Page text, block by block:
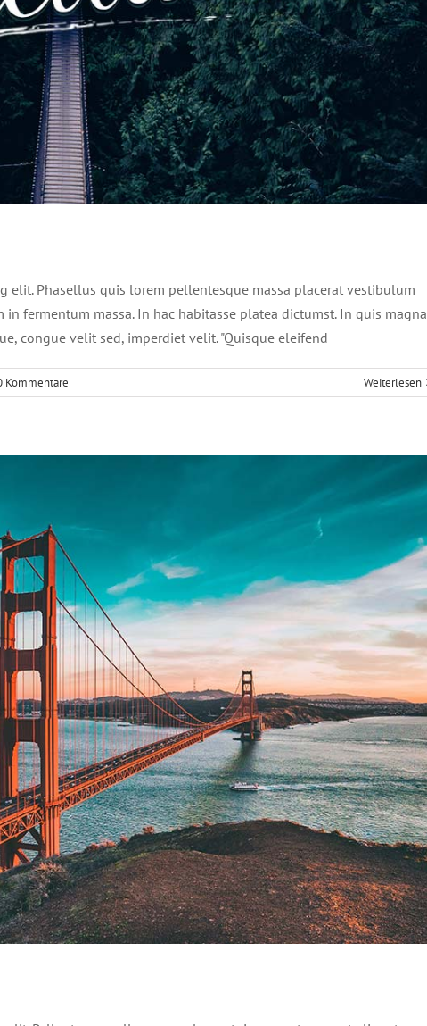
elit. Phasellus quis lorem pellentesque massa placerat vestibulum
fermentum massa. In hac habitasse platea dictumst. In quis magna
congue velit sed, imperdiet velit. "Quisque eleifend
Kommentare Weiterlesen